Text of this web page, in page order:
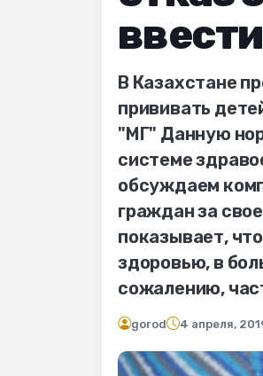
В Казахстане
прививать
"МГ" Данную
системе
обсуждаем
граждан за
показывает,
здоровью, в
сожалению,
gorod 4 апреля,